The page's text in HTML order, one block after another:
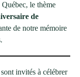
le thème
de
de notre mémoire
invités à célébrer